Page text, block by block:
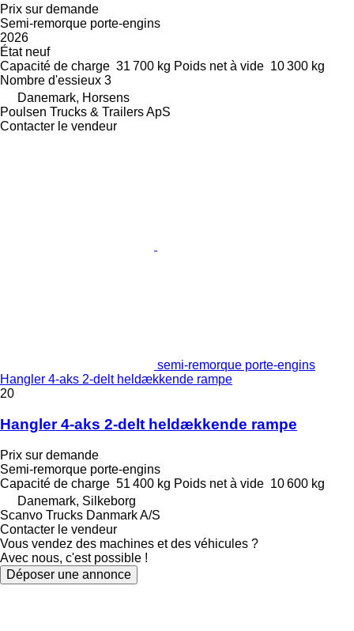
Prix sur demande
Semi-remorque porte-engins
2026
Étatneuf
Capacité de charge 31 700 kg Poids net à vide 10 300 kg
Nombre d'essieux 3
Danemark, Horsens
Poulsen Trucks & Trailers ApS
Contacter le vendeur
semi-remorque porte-engins
Hangler 4-aks 2-delt heldækkende rampe
20
Hangler 4-aks 2-delt heldækkende rampe
Prix sur demande
Semi-remorque porte-engins
Capacité de charge 51 400 kg Poids net à vide 10 600 kg
Danemark, Silkeborg
Scanvo Trucks Danmark A/S
Contacter le vendeur
Vous vendez des machines et des véhicules ?
Avec nous, c'est possible !
Déposer une annonce